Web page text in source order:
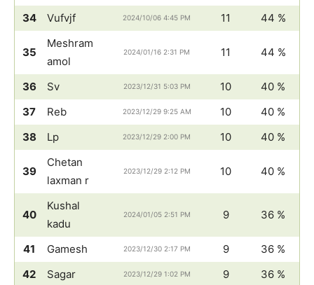
34 Vufvjf 2024/10/06 4:45 PM 11 44 %
35
Meshram
amol
2024/01/16 2:31 PM 11 44 %
36 Sv 2023/12/31 5:03 PM 10
40 %
37
Reb 2023/12/29 9:25 AM 10
40 %
38
Lp 2023/12/29 2:00 PM 10 40 %
39
Chetan
laxman r
2023/12/29 2:12 PM 10 40 %
40
Kushal
kadu
2024/01/05 2:51 PM 9 36 %
41 Gamesh 2023/12/30 2:17 PM 9
36 %
42
Sagar 2023/12/29 1:02 PM 9 36 %